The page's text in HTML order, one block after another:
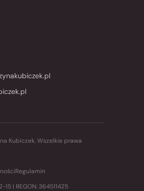
Kubiczek. Wszelkie prawa
Regulamin
| REGON: 364511425